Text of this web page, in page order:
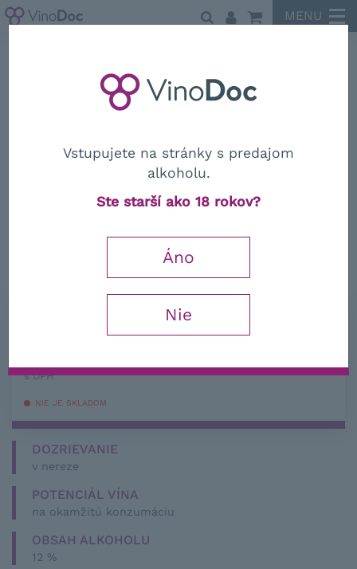
MENU
s DPH
NIE JE SKLADOM
DOZRIEVANIE
v nereze
POTENCIÁL VÍNA
na okamžitú konzumáciu
OBSAH ALKOHOLU
12 %
Vstupujete na stránky s predajom
alkoholu.
Ste starší ako 18 rokov?
Áno
Nie